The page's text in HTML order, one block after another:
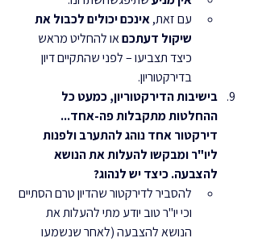
עם זאת, אינכם יכולים לכבול את
שיקול דעתכם או להחליט מראש
כיצד תצביעו – לפני שהתקיים דיון
בדירקטוריון.
בישיבות הדירקטוריון, כמעט כל
ההחלטות מתקבלות פה-אחד...
דירקטור אחד נוהג להתערב ולפנות
ליו"ר ומבקשו להעלות את הנושא
להצבעה. כיצד יש לנהוג?
להסביר לדירקטור שהדיון טרם הסתיים
וכי יו"ר טוב יודע מתי להעלות את
הנושא להצבעה (לאחר שנשמעו